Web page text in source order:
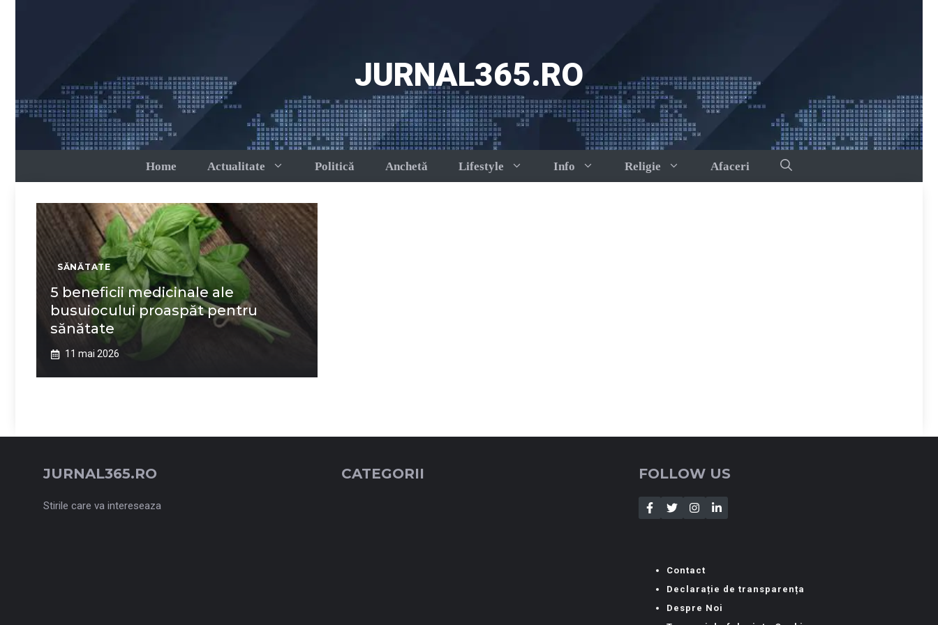
JURNAL365.RO
Home Actualitate Politică Anchetă Lifestyle Info Religie Afaceri
SĂNĂTATE
5 beneficii medicinale ale
busuiocului proaspăt pentru
sănătate
11 mai 2026
JURNAL365.RO
Stirile care va intereseaza
CATEGORII FOLLOW US
Contact
Declarație de transparența
Despre Noi